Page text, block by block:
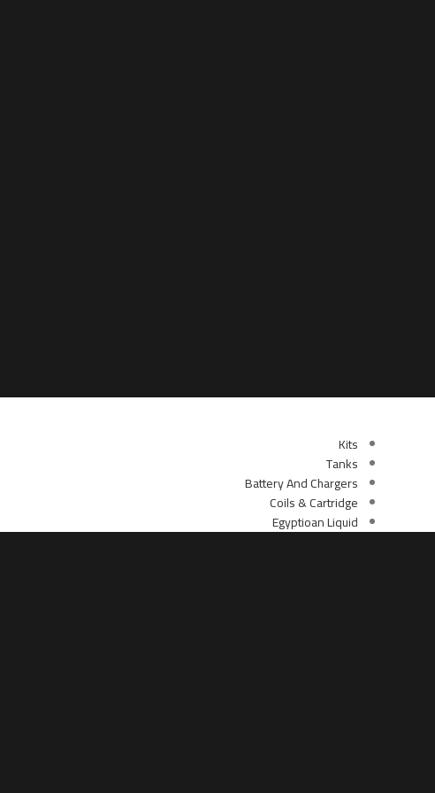
Kits
Tanks
Battery And Chargers
Coils & Cartridge
Egyptioan Liquid